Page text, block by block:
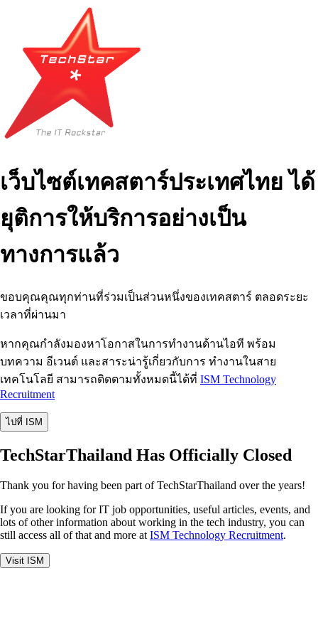
เว็บไซต์เทคสตาร์ประเทศไทย ได้
ยุติการให้บริการอย่างเป็น
ทางการแล้ว
ขอบคุณคุณทุกท่านที่ร่วมเป็นส่วนหนึ่งของเทคสตาร์ ตลอดระยะ
เวลาที่ผ่านมา
หากคุณกำลังมองหาโอกาสในการทำงานด้านไอที พร้อม
บทความ อีเวนต์ และสาระน่ารู้เกี่ยวกับการ ทำงานในสาย
เทคโนโลยี สามารถติดตามทั้งหมดนี้ได้ที่ ISM Technology
Recruitment
ไปที่ ISM
TechStarThailand Has Officially Closed
Thank you for having been part of TechStarThailand over the years!
If you are looking for IT job opportunities, useful articles, events, and
lots of other information about working in the tech industry, you can
still access all of that and more at ISM Technology Recruitment.
Visit ISM